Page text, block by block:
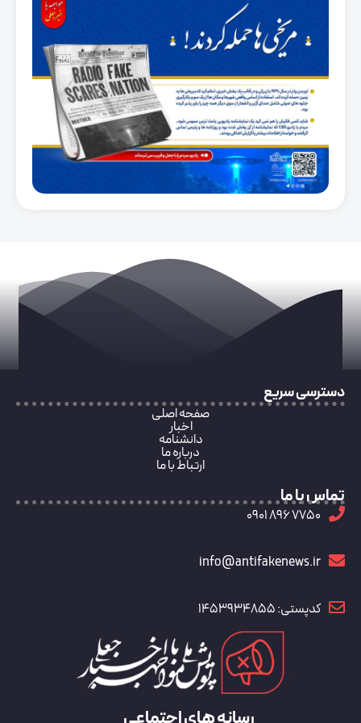
دسترسی سریع
صفحه اصلی
اخبار
دانشنامه
درباره ما
ارتباط با ما
تماس با ما
7750 896 0901
info@antifakenews.ir
کدپستی: 1453934855